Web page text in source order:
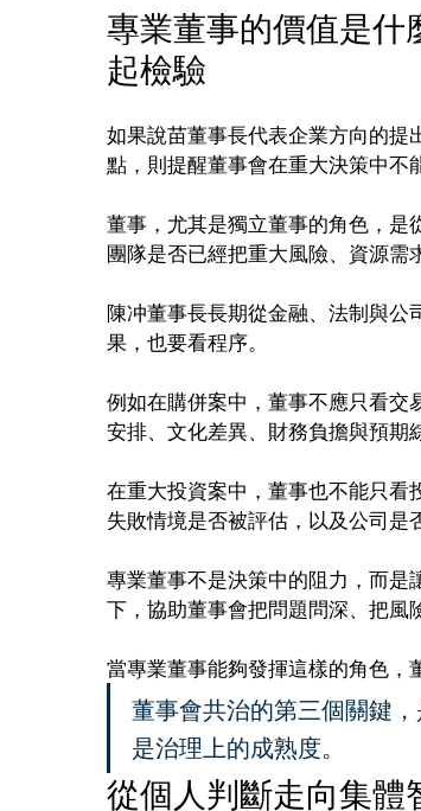
專業董事的價值是什
起檢驗
如果說苗董事長代表企業方向的提
點，則提醒董事會在重大決策中不
董事，尤其是獨立董事的角色，是
團隊是否已經把重大風險、資源需
陳冲董事長長期從金融、法制與
果，也要看程序。
例如在購併案中，董事不應只看交
安排、文化差異、財務負擔與預期
在重大投資案中，董事也不能只看
失敗情境是否被評估，以及公司是
專業董事不是決策中的阻力，而是
下，協助董事會把問題問深、把風
當專業董事能夠發揮這樣的角色，
董事會共治的第三個關鍵
是治理上的成熟度。
從個人判斷走向集體